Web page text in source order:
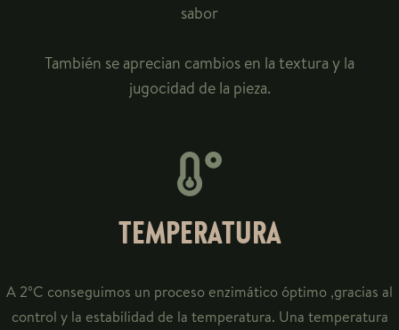
sabor
También se aprecian cambios en la textura y la
jugocidad de la pieza.
TEMPERATURA
A 2ºC conseguimos un proceso enzimático óptimo ,gracias al
control y la estabilidad de la temperatura. Una temperatura